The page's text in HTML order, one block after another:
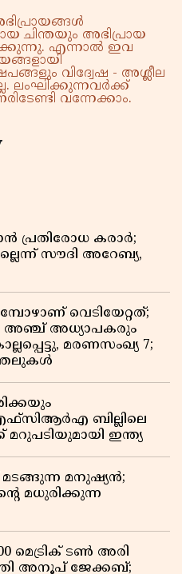
ചിന്തയും അഭിപ്രായ
എന്നാൽ ഇവ
വിദ്വേഷ - അശ്ലീല
ലംഘിക്കുന്നവർക്ക്
വന്നേക്കാം.
പ്രതിരോധ കരാർ;
സൗദി അറേബ്യ,
വെടിയേറ്റത്;
അഞ്ച് അധ്യാപകരും
മരണസംഖ്യ 7;
എഫ്സിആർഎ ബില്ലിലെ
ഇന്ത്യ
മടങ്ങുന്ന മനുഷ്യൻ;
മധുരിക്കുന്ന
മെട്രിക് ടൺ അരി
അനൂപ് ജേക്കബ്;